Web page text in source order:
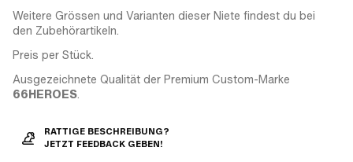
Weitere Grössen und Varianten dieser Niete findest du bei
den Zubehörartikeln.
Preis per Stück.
Ausgezeichnete Qualität der Premium Custom-Marke
66HEROES.
RATTIGE BESCHREIBUNG?
JETZT FEEDBACK GEBEN!